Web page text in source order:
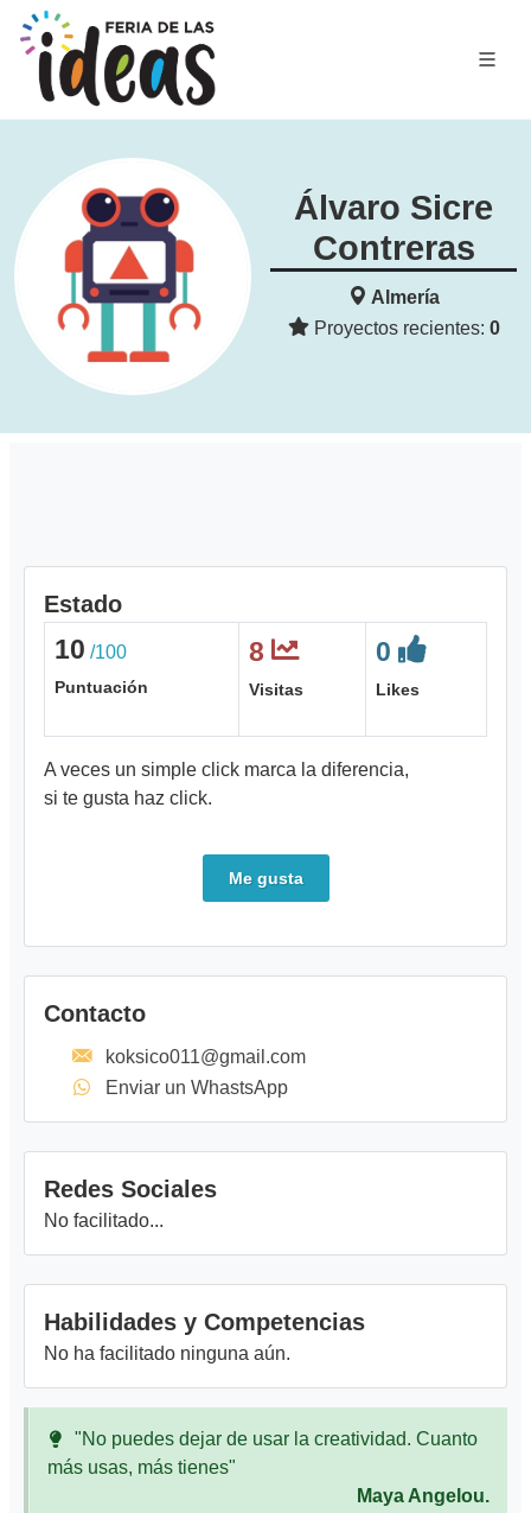
Álvaro Sicre
Contreras
Almería
Proyectos recientes: 0
Estado
10 /100
Puntuación
8
Visitas
0
Likes
A veces un simple click marca la diferencia,
si te gusta haz click.
Me gusta
Contacto
koksico011@gmail.com
Enviar un WhastsApp
Redes Sociales
No facilitado...
Habilidades y Competencias
No ha facilitado ninguna aún.
"No puedes dejar de usar la creatividad. Cuanto
más usas, más tienes"
Maya Angelou.